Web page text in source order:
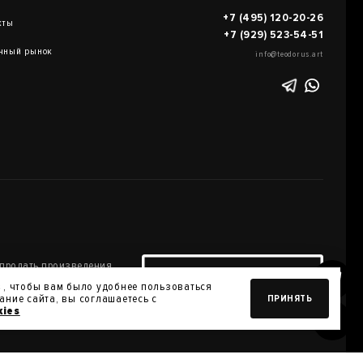
рынок
+7 (495) 120-20-26
+7 (929) 523-54-51
info@teodorus.art
произведения
коллекциивам было удобнее пользоваться
сайта, вы соглашаетесь с
ПРИНЯТЬ